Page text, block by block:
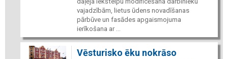
vajadzībām, lietus ūdens novadīšanas
pārbūve un fasādes apgaismojuma
ierīkošana ar ...
Vēsturisko ēku nokrāso